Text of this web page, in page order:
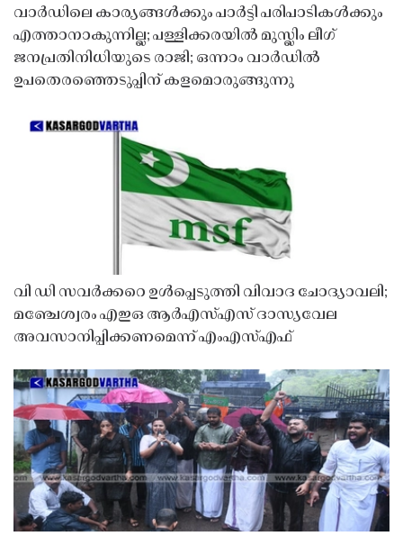
വാർഡിലെ കാര്യങ്ങൾക്കും പാർട്ടി പരിപാടികൾക്കും
എത്താനാകുന്നില്ല; പള്ളിക്കരയിൽ മുസ്ലിം ലീഗ്
ജനപ്രതിനിധിയുടെ രാജി; ഒന്നാം വാർഡിൽ
ഉപതെരഞ്ഞെടുപ്പിന് കളമൊരുങ്ങുന്നു
വി ഡി സവർക്കറെ ഉൾപ്പെടുത്തി വിവാദ ചോദ്യാവലി;
മഞ്ചേശ്വരം എഇഒ ആർഎസ്എസ് ദാസ്യവേല
അവസാനിപ്പിക്കണമെന്ന് എംഎസ്എഫ്